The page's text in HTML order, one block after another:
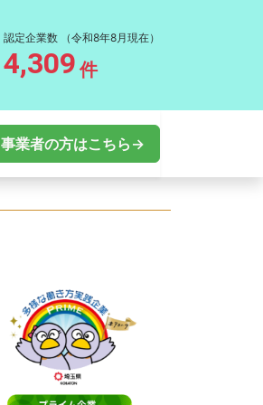
認定企業数 （令和8年8月現在）
4,309 件
事業者の方はこちら→